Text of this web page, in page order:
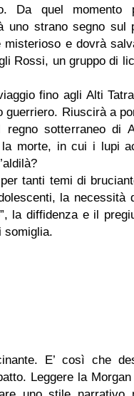
Da quel momento
uno strano segno sul
misterioso e dovrà
Rossi, un gruppo di
fino agli Alti
guerriero. Riuscirà a
regno sotterraneo di
morte, in cui i lupi
tanti temi di
la necessità
la diffidenza e il
somiglia.
E’ così che
Leggere la